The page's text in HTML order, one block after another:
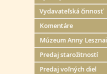
Vydavateľská činnosť
Komentáre
Múzeum Anny Lesznai
Predaj starožitností
Predaj voľných diel